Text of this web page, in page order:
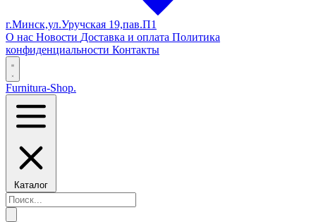
г.Минск,ул.Уручская 19,пав.П1
О нас Новости Доставка и оплата Политика
конфиденциальности Контакты
Furnitura-Shop.
Каталог